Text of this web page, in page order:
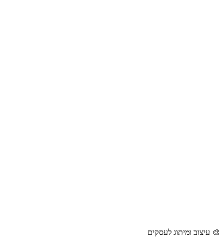
🎨 עיצוב ומיתוג לעסקים